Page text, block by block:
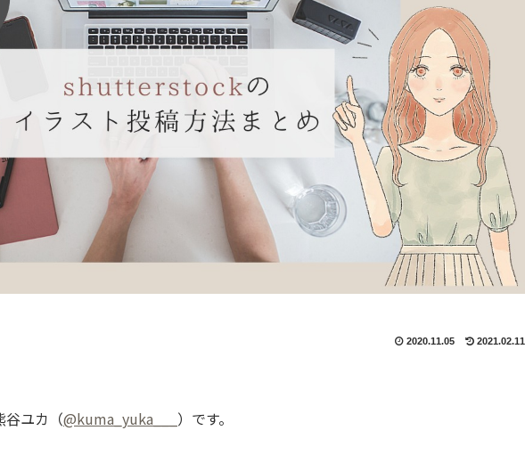
2020.11.05 2021.02.11
谷ユカ（@kuma_yuka___ ）です。